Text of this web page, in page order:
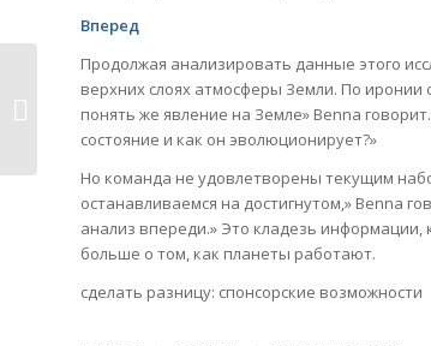
Вперед
Продолжая анализировать данные этого
верхних слоях атмосферы Земли. По
понять же явление на Земле» Benna
состояние и как он эволюционирует?»
Но команда не удовлетворены текущим
останавливаемся на достигнутом,» Benna
анализ впереди.» Это кладезь
больше о том, как планеты работают.
сделать разницу: спонсорские возможности
Бронированный с пластмассовой
‘волосы’...